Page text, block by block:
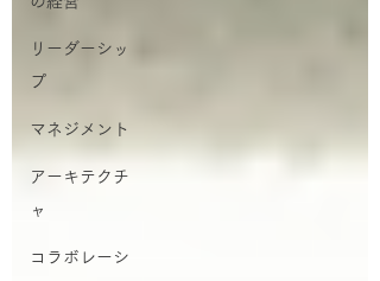
リーダーシッ
プ
マネジメント
アーキテクチ
ャ
コラボレーシ